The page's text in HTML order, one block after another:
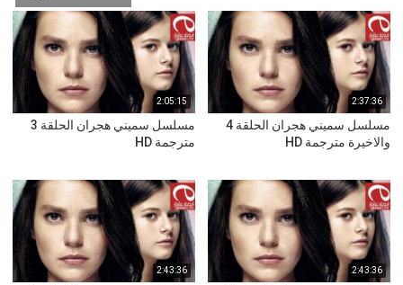
2:37:36
مسلسل سميني هجران الحلقة 4
والاخيرة مترجمة HD
2:05:15
مسلسل سميني هجران الحلقة 3
مترجمة HD
2:43:36
2:43:36